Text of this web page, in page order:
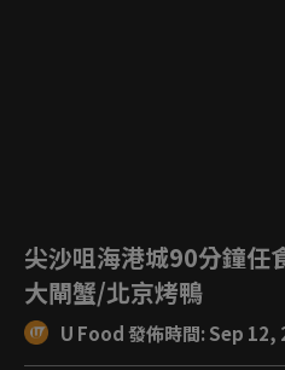
尖沙咀海港城90分鐘任
大閘蟹/北京烤鴨
U Food 發佈時間: